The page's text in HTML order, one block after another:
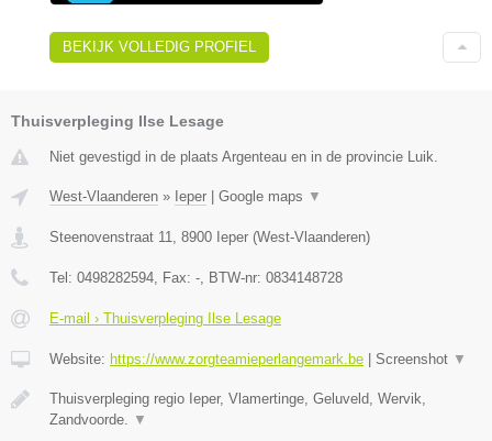
BEKIJK VOLLEDIG PROFIEL
Thuisverpleging Ilse Lesage
Niet gevestigd in de plaats Argenteau en in de provincie Luik.
West-Vlaanderen » Ieper Google maps ▼
Steenovenstraat 11, 8900 Ieper (West-Vlaanderen)
Tel: 0498282594, Fax: -, BTW-nr: 0834148728
E-mail › Thuisverpleging Ilse Lesage
Website: https://www.zorgteamieperlangemark.be Screenshot ▼
Thuisverpleging regio Ieper, Vlamertinge, Geluveld, Wervik,
Zandvoorde. ▼